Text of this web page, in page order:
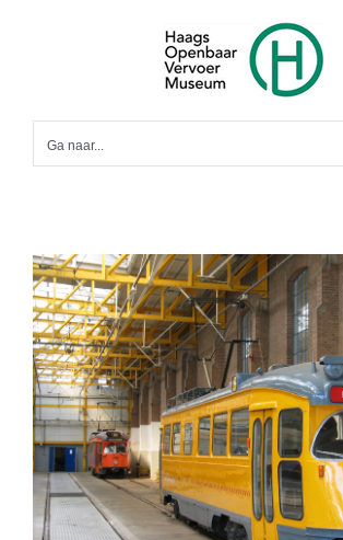
Ga naar...